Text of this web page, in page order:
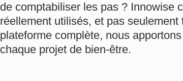
de comptabiliser les pas ? Innowise
réellement utilisés, et pas
plateforme complète, nous
chaque projet de bien-être.